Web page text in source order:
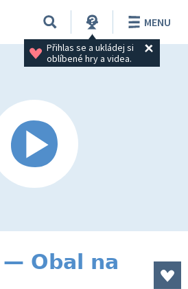
Přihlas se a ukládej si
oblíbené hry a videa.
MENU
Obal na